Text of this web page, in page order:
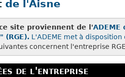
de l'Aisne
site proviennent de l'
(RGE). L'ADEME met à disposition
concernent l'entreprise RGE
de l'entreprise